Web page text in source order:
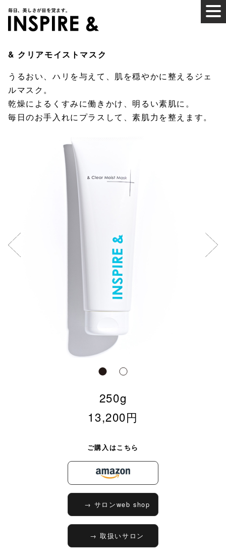
& クリアモイストマスク
うるおい、ハリを与えて、肌を穏やかに整えるジェ
ルマスク。
乾燥による​くすみに働きかけ、明るい素肌に。
毎日のお手入れにプラスして、素肌力を整えます。
250g
13,200円
ご購入はこちら
→ サロンweb shop
→ 取扱いサロン